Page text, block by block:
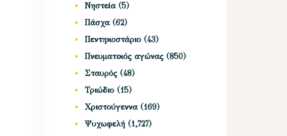
Νηστεία(5)
Πάσχα(62)
Πεντηκοστάριο (43)
Πνευματικός αγώνας (850)
Σταυρός (48)
Τριώδιο (15)
Χριστούγεννα(169)
Ψυχωφελή (1,727)